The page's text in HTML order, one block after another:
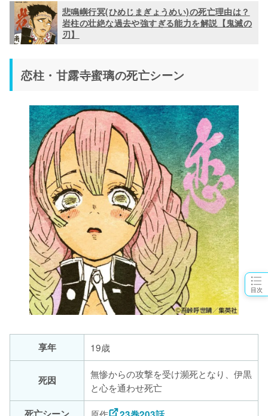
目次
悲鳴嶼行冥(ひめじまぎょうめい)の死亡理由は？
岩柱の壮絶な過去や強すぎる能力を解説【鬼滅の
刃】
恋柱・甘露寺蜜璃の死亡シーン
享年 19歳
死因
無惨からの攻撃を受け瀕死となり、伊黒
と心を通わせ死亡